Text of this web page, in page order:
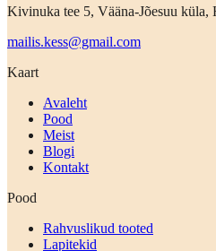
Kivinuka tee 5, Vääna-Jõesuu küla,
mailis.kess@gmail.com
Kaart
Avaleht
Pood
Meist
Blogi
Kontakt
Pood
Rahvuslikud tooted
Lapitekid